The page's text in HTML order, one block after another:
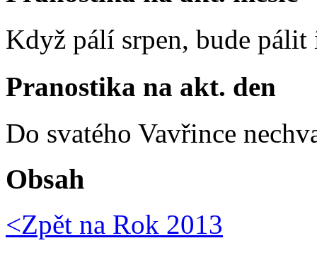
Když pálí srpen, bude
Pranostika na akt. den
Do svatého Vavřince
Obsah
<Zpět na Rok 2013